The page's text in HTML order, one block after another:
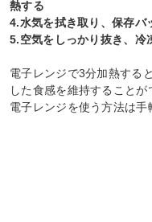
熱する
4.水気を拭き取り、保存バ
5.空気をしっかり抜き、冷
電子レンジで3分加熱する
した食感を維持することが
電子レンジを使う方法は手